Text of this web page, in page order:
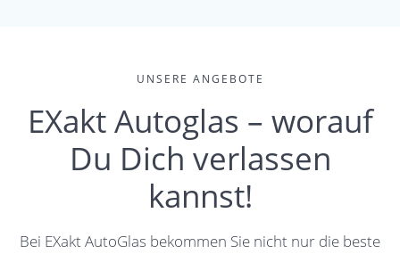
UNSERE ANGEBOTE
EXakt Autoglas – worauf
Du Dich verlassen
kannst!
Bei EXakt AutoGlas bekommen Sie nicht nur die beste